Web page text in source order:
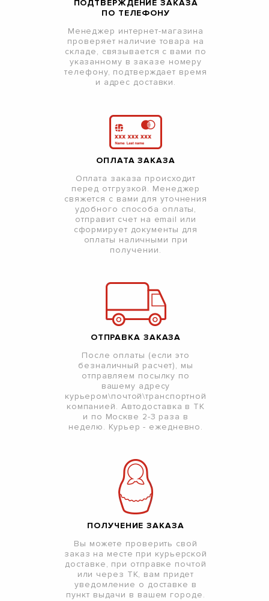
ПОДТВЕРЖДЕНИЕ ЗАКАЗА
ПО ТЕЛЕФОНУ
Менеджер интернет-магазина
проверяет наличие товара на
складе, связывается с вами по
указанному в заказе номеру
телефону, подтверждает время
и адрес доставки.
ОПЛАТА ЗАКАЗА
Оплата заказа происходит
перед отгрузкой. Менеджер
свяжется с вами для уточнения
удобного способа оплаты,
отправит счет на email или
сформирует документы для
оплаты наличными при
получении.
ОТПРАВКА ЗАКАЗА
После оплаты (если это
безналичный расчет), мы
отправляем посылку по
вашему адресу
курьером\почтой\транспортной
компанией. Автодоставка в ТК
и по Москве 2-3 раза в
неделю. Курьер - ежедневно.
ПОЛУЧЕНИЕ ЗАКАЗА
Вы можете проверить свой
заказ на месте при курьерской
доставке, при отправке почтой
или через ТК, вам придет
уведомление о доставке в
пункт выдачи в вашем городе.